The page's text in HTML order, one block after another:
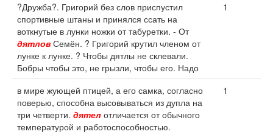
?Дружба?. Григорий без слов приспустил
спортивные штаны и принялся ссать на
воткнутые в лунки ножки от табуретки. - От
дятлов Семён. ? Григорий крутил членом от
лунке к лунке. ? Чтобы дятлы не склевали.
Бобры чтобы это, не грызли, чтобы его. Надо
1
в мире жующей птицей, а его самка, согласно
поверью, способна высовываться из дупла на
три четверти. дятел отличается от обычного
температурой и работоспособностью.
1